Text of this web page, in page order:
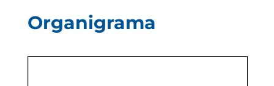
Organigrama